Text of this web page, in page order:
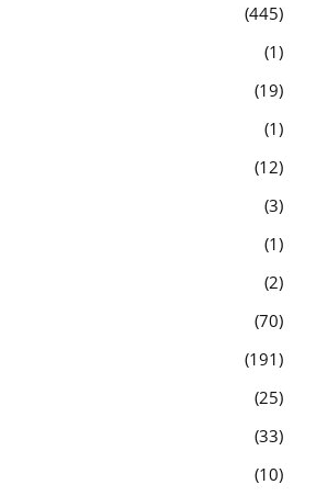
445
1
19
1
12
3
1
2
70
191
25
33
10